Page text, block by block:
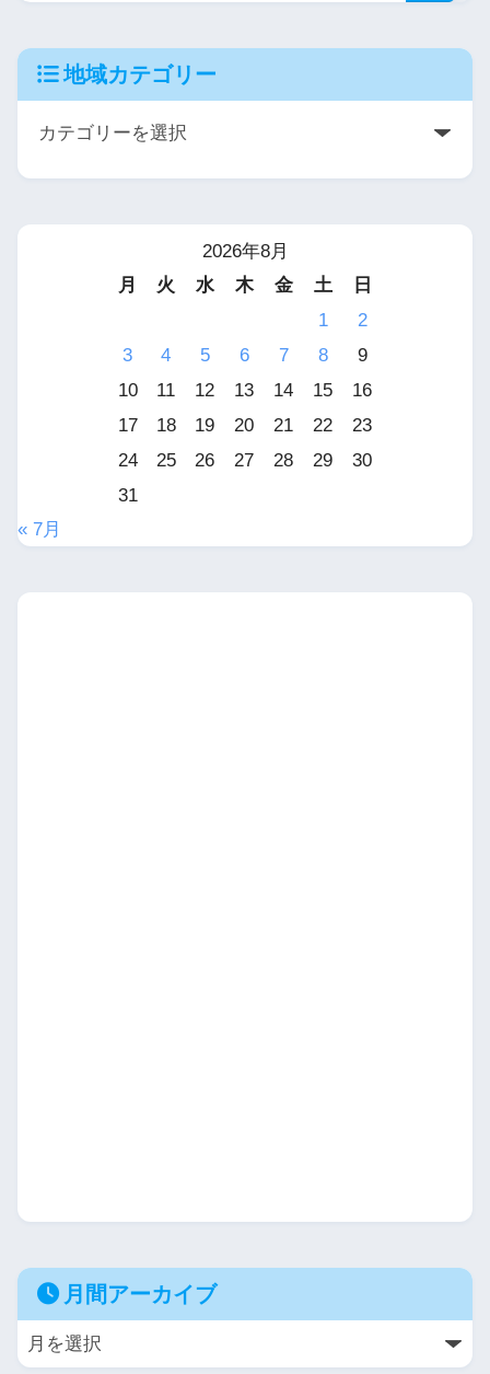
地域カテゴリー
2026年8月
月
火 水 木 金 土
日
1
2
3
4 5 6 7 8
9
10
11 12 13 14 15
16
17
18 19 20 21 22
23
24
25 26 27 28 29
30
31
« 7月
月間アーカイブ